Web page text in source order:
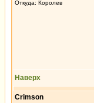
Откуда: Королев
Наверх
Crimson